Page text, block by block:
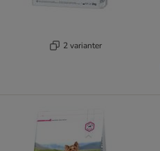
2 varianter